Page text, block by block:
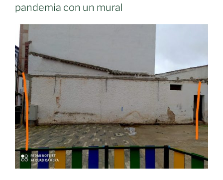
tras
integral»
pandemia con un mural